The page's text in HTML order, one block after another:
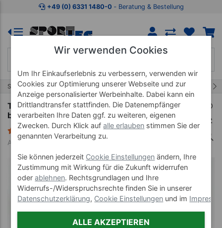
Zum Kaufbereich springen Zur Produktbeschreibung
+49 (0) 6331 1480-0 ‐ Beratung & Bestellung
Start Therapie Bänder Thera Band
Thera-Band Tubing mit Griff, 1,4 m, extra stark,
blau
1 Bewertung
Art-Nr. 20832
Wir verwenden Cookies
Um Ihr Einkaufserlebnis zu verbessern, verwenden wir
Cookies zur Optimierung unserer Webseite und zur
Anzeige personalisierter Werbeinhalte. Dabei kann ein
Drittlandtransfer stattfinden. Die Datenempfänger
verarbeiten Ihre Daten ggf. zu weiteren, eigenen
Zwecken. Durch Klick aufalle erlauben stimmen Sie der
genannten Verarbeitung zu.
Sie können jederzeit Cookie Einstellungen ändern, Ihre
Zustimmung mit Wirkung für die Zukunft widerrufen
oderablehnen. Rechtsgrundlagen und Ihre
Widerrufs-/Widerspruchsrechte finden Sie in unserer
Datenschutzerklärung, Cookie Einstellungen und im
ALLE AKZEPTIEREN